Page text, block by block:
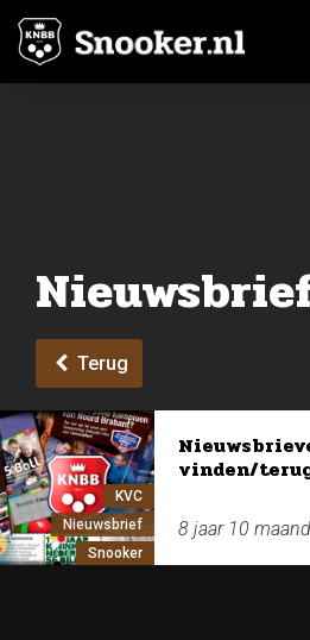
Terug
KVC
Nieuwsbrief
Snooker
vinden/
8 jaar 10